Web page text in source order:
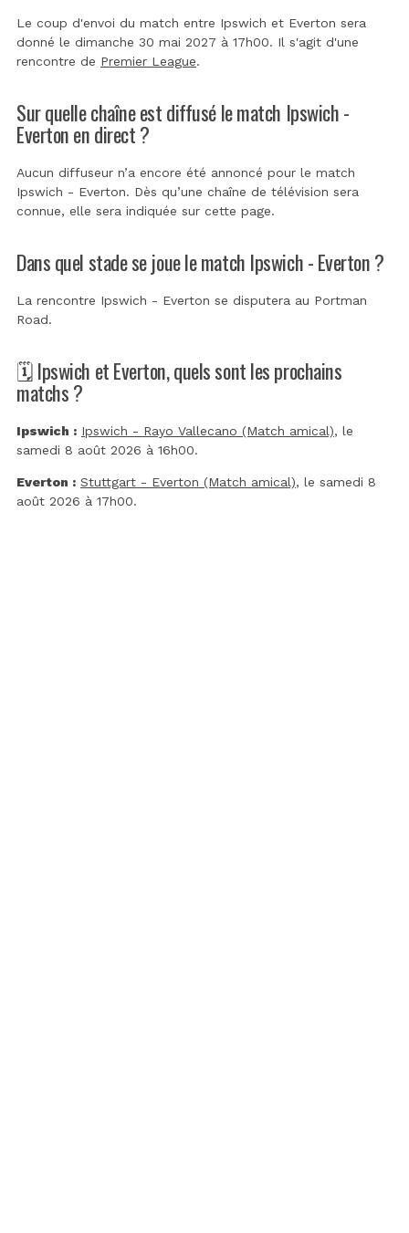
Le coup d'envoi du match entre Ipswich et Everton sera
donné le dimanche 30 mai 2027 à 17h00. Il s'agit d'une
rencontre de Premier League.
Sur quelle chaîne est diffusé le match Ipswich -
Everton en direct ?
Aucun diffuseur n’a encore été annoncé pour le match
Ipswich - Everton. Dès qu’une chaîne de télévision sera
connue, elle sera indiquée sur cette page.
Dans quel stade se joue le match Ipswich - Everton ?
La rencontre Ipswich - Everton se disputera au Portman
Road.
🗓️ Ipswich et Everton, quels sont les prochains
matchs ?
Ipswich : Ipswich - Rayo Vallecano (Match amical), le
samedi 8 août 2026 à 16h00.
Everton : Stuttgart - Everton (Match amical), le samedi 8
août 2026 à 17h00.